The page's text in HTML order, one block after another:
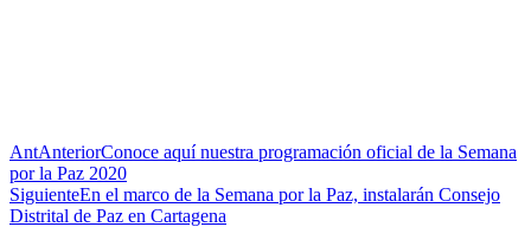
AntAnteriorConoce aquí nuestra programación oficial de la Semana
por la Paz 2020
SiguienteEn el marco de la Semana por la Paz, instalarán Consejo
Distrital de Paz en Cartagena